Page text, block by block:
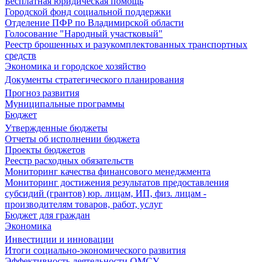
Городской фонд социальной поддержки
Отделение ПФР по Владимирской области
Голосование "Народный участковый"
Реестр брошенных и разукомплектованных транспортных
средств
Экономика и городское хозяйство
Документы стратегического планирования
Прогноз развития
Муниципальные программы
Бюджет
Утвержденные бюджеты
Отчеты об исполнении бюджета
Проекты бюджетов
Реестр расходных обязательств
Мониторинг качества финансового менеджмента
Мониторинг достижения результатов предоставления
субсидий (грантов) юр. лицам, ИП, физ. лицам -
производителям товаров, работ, услуг
Бюджет для граждан
Экономика
Инвестиции и инновации
Итоги социально-экономического развития